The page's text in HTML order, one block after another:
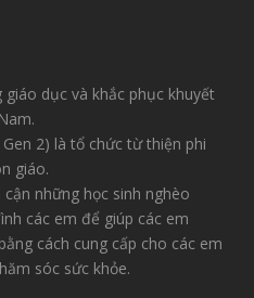
dục và khắc phục khuyết
2) là tổ chức từ thiện phi
giáo.
những học sinh nghèo
các em để giúp các em
cách cung cấp cho các em
sóc sức khỏe.